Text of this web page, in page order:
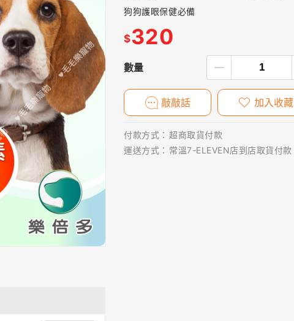
狗狗護眼保健必備
$320
數量
敲敲話 加入收藏
付款方式： 超商取貨付款
運送方式： 常溫7-ELEVEN店到店取貨付款